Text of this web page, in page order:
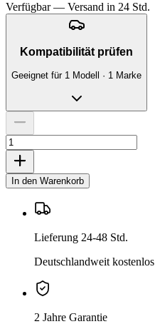
Verfügbar — Versand in 24 Std.
Kompatibilität prüfen
Geeignet für 1 Modell · 1 Marke
In den Warenkorb
Lieferung 24-48 Std.
Deutschlandweit kostenlos
2 Jahre Garantie